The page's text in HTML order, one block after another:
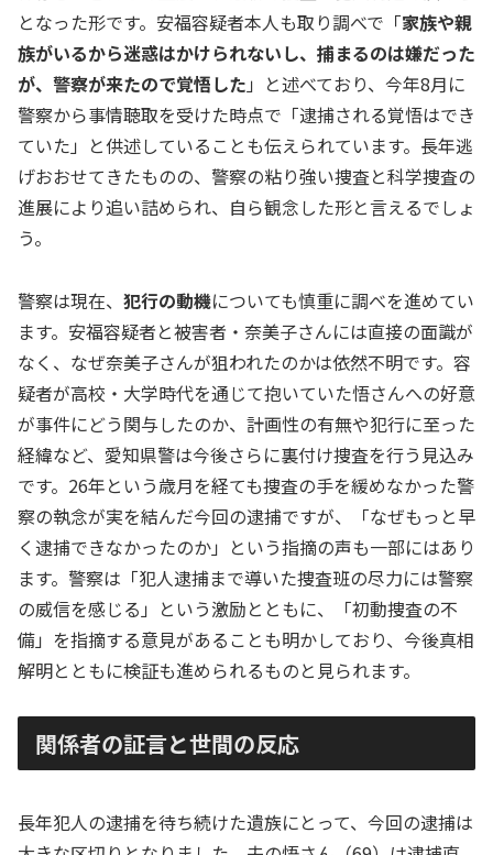
となった形です。安福容疑者本人も取り調べで「家族や親
族がいるから迷惑はかけられないし、捕まるのは嫌だった
が、警察が来たので覚悟した 」と述べており、今年8月に
警察から事情聴取を受けた時点で「逮捕される覚悟はでき
ていた」と供述していることも伝えられています。長年逃
げおおせてきたものの、警察の粘り強い捜査と科学捜査の
進展により追い詰められ、自ら観念した形と言えるでしょ
う。
警察は現在、 犯行の動機についても慎重に調べを進めてい
ます。安福容疑者と被害者・奈美子さんには直接の面識が
なく、なぜ奈美子さんが狙われたのかは依然不明です。容
疑者が高校・大学時代を通じて抱いていた悟さんへの好意
が事件にどう関与したのか、計画性の有無や犯行に至った
経緯など、愛知県警は今後さらに裏付け捜査を行う見込み
です。26年という歳月を経ても捜査の手を緩めなかった警
察の執念が実を結んだ今回の逮捕ですが、「なぜもっと早
く逮捕できなかったのか」という指摘の声も一部にはあり
ます。警察は「犯人逮捕まで導いた捜査班の尽力には警察
の威信を感じる」という激励とともに、「初動捜査の不
備」を指摘する意見があることも明かしており、今後真相
解明とともに検証も進められるものと見られます。
関係者の証言と世間の反応
長年犯人の逮捕を待ち続けた遺族にとって、今回の逮捕は